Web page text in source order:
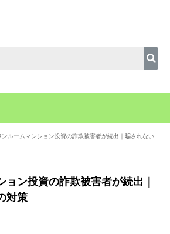
ンルームマンション投資の詐欺被害者が続出｜騙されない
ョン投資の詐欺被害者が続出｜
対策